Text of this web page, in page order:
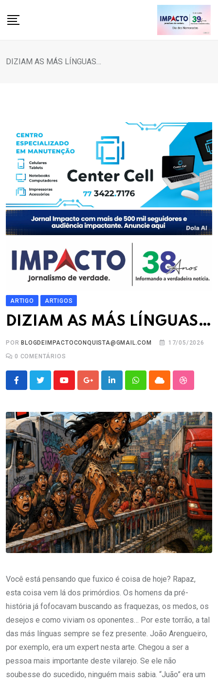
DIZIAM AS MÁS LÍNGUAS…
ARTIGO ARTIGOS
DIZIAM AS MÁS LÍNGUAS…
POR BLOGDEIMPACTOCONQUISTA@GMAIL.COM
17/05/2026
0 COMENTÁRIOS
YoutubeGoogle+LinkedInWhatsappCloud
Você está pensando que fuxico é coisa de hoje? Rapaz,
esta coisa vem lá dos primórdios. Os homens da pré-
história já fofocavam buscando as fraquezas, os medos, os
desejos e como viviam os oponentes… Por este torrão, a tal
das más línguas sempre se fez presente. João Arengueiro,
por exemplo, era um expert nesta arte. Chegou a ser a
pessoa mais importante deste vilarejo. Se ele não
soubesse do sucedido, ninguém mais sabia. “Juão” era um